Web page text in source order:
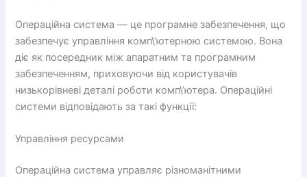
Операційна система — це програмне забезпечення, що
забезпечує управління комп\’ютерною системою. Вона
діє як посередник між апаратним та програмним
забезпеченням, приховуючи від користувачів
низькорівневі деталі роботи комп\’ютера. Операційні
системи відповідають за такі функції:
Управління ресурсами
Операційна система управляє різноманітними